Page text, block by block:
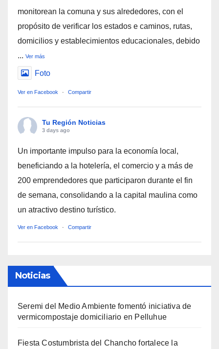
monitorean la comuna y sus alrededores, con el
propósito de verificar los estados e caminos, rutas,
domicilios y establecimientos educacionales, debido
... Ver más
Foto
Ver en Facebook · Compartir
Tu Región Noticias
3 days ago
Un importante impulso para la economía local,
beneficiando a la hotelería, el comercio y a más de
200 emprendedores que participaron durante el fin
de semana, consolidando a la capital maulina como
un atractivo destino turístico.
Ver en Facebook · Compartir
Noticias
Seremi del Medio Ambiente fomentó iniciativa de
vermicompostaje domiciliario en Pelluhue
Fiesta Costumbrista del Chancho fortalece la